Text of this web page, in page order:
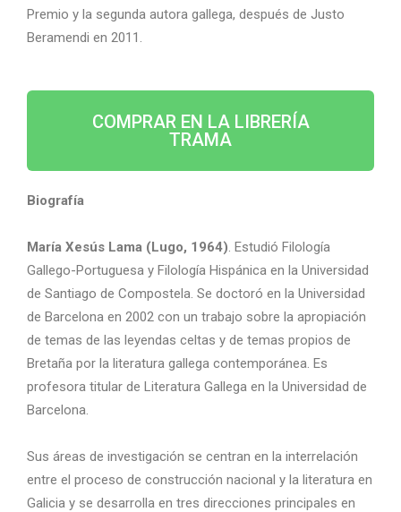
Premio y la segunda autora gallega, después de Justo
Beramendi en 2011.
COMPRAR EN LA LIBRERÍA
TRAMA
Biografía
María Xesús Lama (Lugo, 1964). Estudió Filología
Gallego-Portuguesa y Filología Hispánica en la Universidad
de Santiago de Compostela. Se doctoró en la Universidad
de Barcelona en 2002 con un trabajo sobre la apropiación
de temas de las leyendas celtas y de temas propios de
Bretaña por la literatura gallega contemporánea. Es
profesora titular de Literatura Gallega en la Universidad de
Barcelona.
Sus áreas de investigación se centran en la interrelación
entre el proceso de construcción nacional y la literatura en
Galicia y se desarrolla en tres direcciones principales en